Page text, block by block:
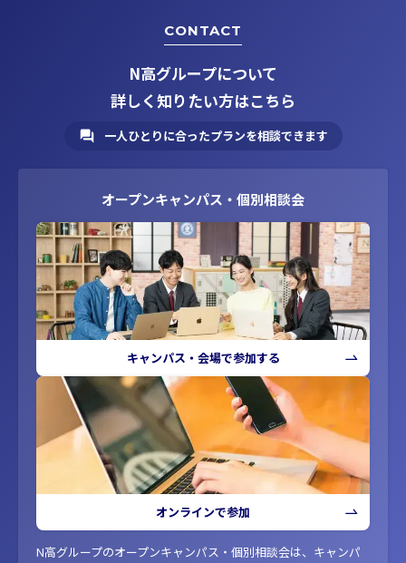
CONTACT
N高グループについて
詳しく知りたい方はこちら
一人ひとりに合ったプランを相談できます
オープンキャンパス・個別相談会
キャンパス・会場で参加する
オンラインで参加
N高グループのオープンキャンパス・個別相談会は、キャンパ